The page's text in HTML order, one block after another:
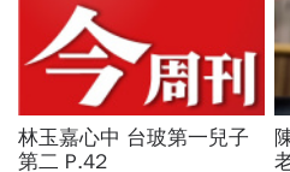
林玉嘉心中 台玻第一兒子
第二 P.42